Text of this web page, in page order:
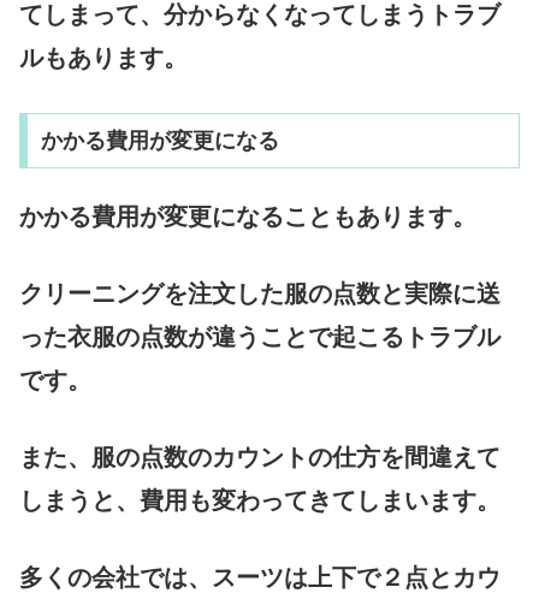
てしまって、分からなくなってしまうトラブ
ルもあります。
かかる費用が変更になる
かかる費用が変更になることもあります。
クリーニングを注文した服の点数と実際に送
った衣服の点数が違うことで起こるトラブル
です。
また、服の点数のカウントの仕方を間違えて
しまうと、費用も変わってきてしまいます。
多くの会社では、スーツは上下で２点とカウ